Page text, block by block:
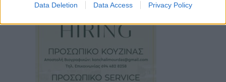
Data Deletion Data Access Privacy Policy